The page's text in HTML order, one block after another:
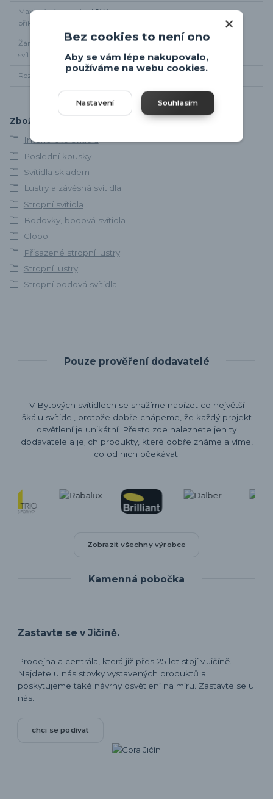
Maximální
příkon
4 x 40W
Žárovky součástí
svítidla
Ne
Rozměr svítidla
Zboží zařazeno v kategoriích
Interiérová svítidla
Poslední kousky
Svítidla skladem
Lustry a závěsná svítidla
Stropní svítidla
Bodovky, bodová svítidla
Globo
Přisazené stropní lustry
Stropní lustry
Stropní bodová svítidla
Pouze prověření dodavatelé
V Bytových svítidlech se snažíme nabízet co největší
škálu svítidel, protože dobře chápeme, že každý projekt
osvětlení je unikátní. Přesto zde naleznete jen ty
dodavatele a jejich produkty, které dobře známe a víme,
co od nich očekávat.
Zobrazit všechny výrobce
Kamenná pobočka
Zastavte se v Jičíně.
Prodejna a centrála, která již přes 25 let stojí v Jičíně.
Najdete u nás stovky vystavených produktů a
poskytujeme také návrhy osvětlení na míru. Zastavte se u
nás.
chci se podívat
Bez cookies to není ono
Aby se vám lépe nakupovalo,
používáme na webu cookies.
Nastavení Souhlasím